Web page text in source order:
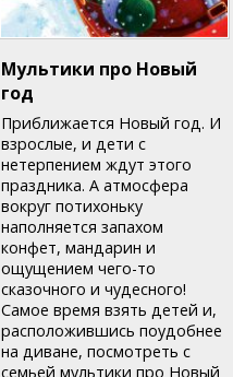
Мультики про Новый
год
Приближается Новый год. И
взрослые, и дети с
нетерпением ждут этого
праздника. А атмосфера
вокруг потихоньку
наполняется запахом
конфет, мандарин и
ощущением чего-то
сказочного и чудесного!
Самое время взять детей и,
расположившись поудобнее
на диване, посмотреть с
семьей мультики про Новый